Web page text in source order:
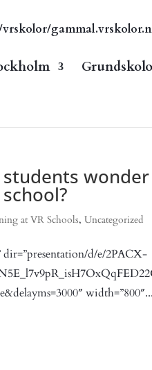
vrskolor/
at VR Schools,Uncategorized
dir=”presentation/d/e/2PACX-
width=”800″...